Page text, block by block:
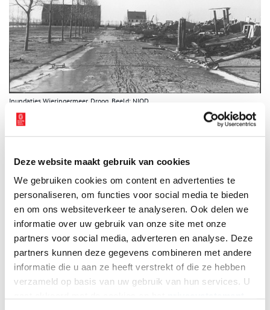
Deze website maakt gebruik van cookies
We gebruiken cookies om content en advertenties te
personaliseren, om functies voor social media te bieden
en om ons websiteverkeer te analyseren. Ook delen we
informatie over uw gebruik van onze site met onze
partners voor social media, adverteren en analyse. Deze
partners kunnen deze gegevens combineren met andere
informatie die u aan ze heeft verstrekt of die ze hebben
verzameld op basis van uw gebruik van hun services. U
Inundaties Wieringermeer. Droog. Beeld: NIOD
Troosteloos
troosteloze landschap om haar heen. Dit is er dus over van haar
huis, van heel de Wieringermeer. Is het echt alweer negen
maanden geleden dat zij hier zo onverwacht is gevlucht? Hoe
kan dit ooit weer een bewoonde plek worden? Ze loopt naar de
achtertuin. Opeens ziet ze iets roods liggen. Ze raapt het op. Het
is de knuffel van Gerard …
Auteur : Merel Schouten.
De jury van de wedstrijd ‘Noord-Holland schrijft geschiedenis’ gaf
in april 2010 aan dit verhaal een eervolle vermelding. Merel